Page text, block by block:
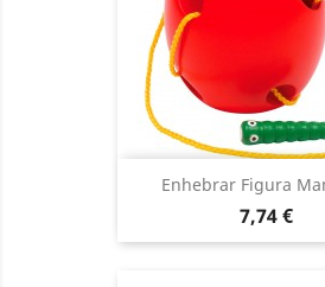
Enhebrar Figura
Precio
7,74 €